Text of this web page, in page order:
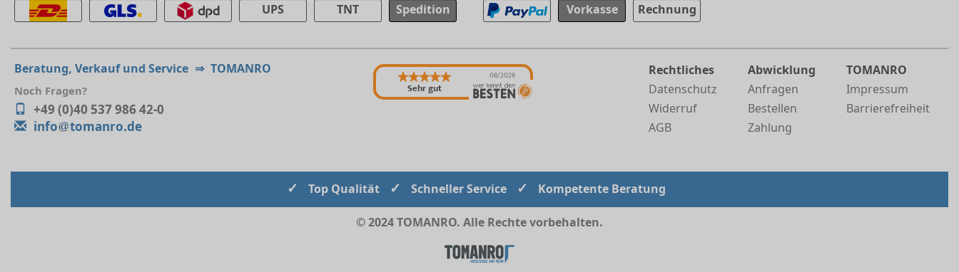
UPS
TNT Spedition
Vorkasse
Rechnung
Beratung, Verkauf und Service ⇒ TOMANRO
Noch Fragen?
+49 (0)40 537 986 42-0
info
tomanro.de
Rechtliches
Datenschutz
Widerruf
AGB
Abwicklung
Anfragen
Bestellen
Zahlung
TOMANRO
Impressum
Barrierefreiheit
Sehr gut
08/2026
✓ Top Qualität ✓ Schneller Service ✓ Kompetente Beratung
© 2024 TOMANRO. Alle Rechte vorbehalten.